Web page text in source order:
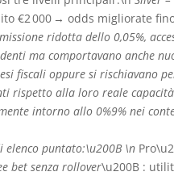
€2 000 → odds migliorate
ridotta dello 0,05%,
ma comportavano anche
fiscali oppure si rischiavano
rispetto alla loro reale capacità
intorno allo 0%9% nei
puntato:\u200B \n
bet senza rollover\u200B :